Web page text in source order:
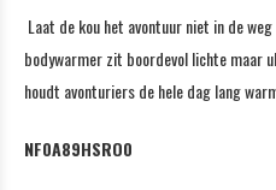
Laat de kou het avontuur niet in de
bodywarmer zit boordevol lichte maar
houdt avonturiers de hele dag lang
NF0A89HSRO0